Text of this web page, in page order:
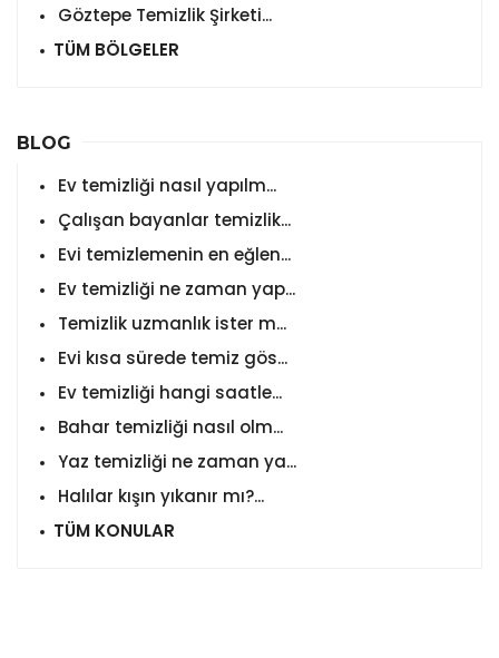
Göztepe Temizlik Şirketi...
TÜM BÖLGELER
BLOG
Ev temizliği nasıl yapılm...
Çalışan bayanlar temizlik...
Evi temizlemenin en eğlen...
Ev temizliği ne zaman yap...
Temizlik uzmanlık ister m...
Evi kısa sürede temiz gös...
Ev temizliği hangi saatle...
Bahar temizliği nasıl olm...
Yaz temizliği ne zaman ya...
Halılar kışın yıkanır mı?...
TÜM KONULAR